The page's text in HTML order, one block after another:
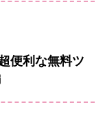
便利な無料ツ